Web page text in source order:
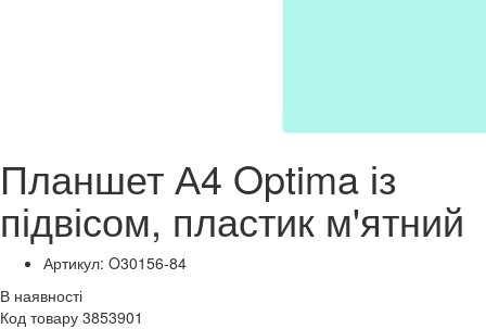
Планшет А4 Optima із
підвісом, пластик м'ятний
Артикул: O30156-84
В наявності
Код товару 3853901